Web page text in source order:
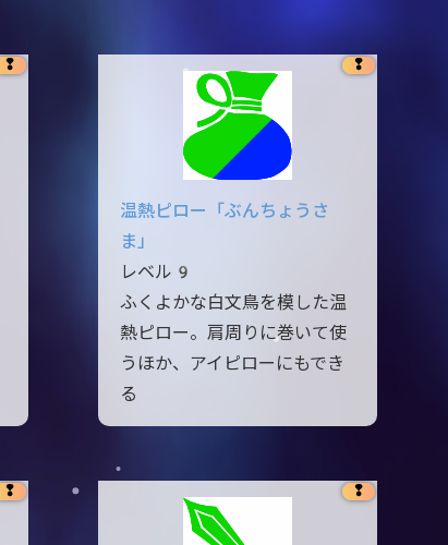
❢ ❢
温熱ピロー「ぶんちょうさ
ま」
レベル9
ふくよかな白文鳥を模した温
熱ピロー。肩周りに巻いて使
うほか、アイピローにもでき
る
❢ ❢